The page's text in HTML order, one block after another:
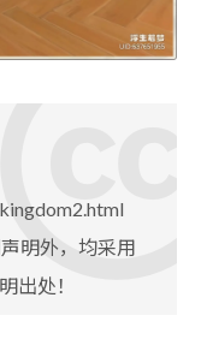
明外，均采用
出处！